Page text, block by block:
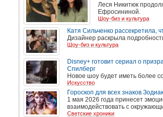
Леся Никитюк
Ефросининой.
Шоу-биз и культура
Катя Сильченко
Дизайнер раскрыла
Шоу-биз и культура
Disney+ готовит сериал о
Спилберг
Новое шоу будет иметь более
Искусство
Гороскоп для всех знаков
1 мая 2026 года принесет
взаимодействовать с
Светские хроники